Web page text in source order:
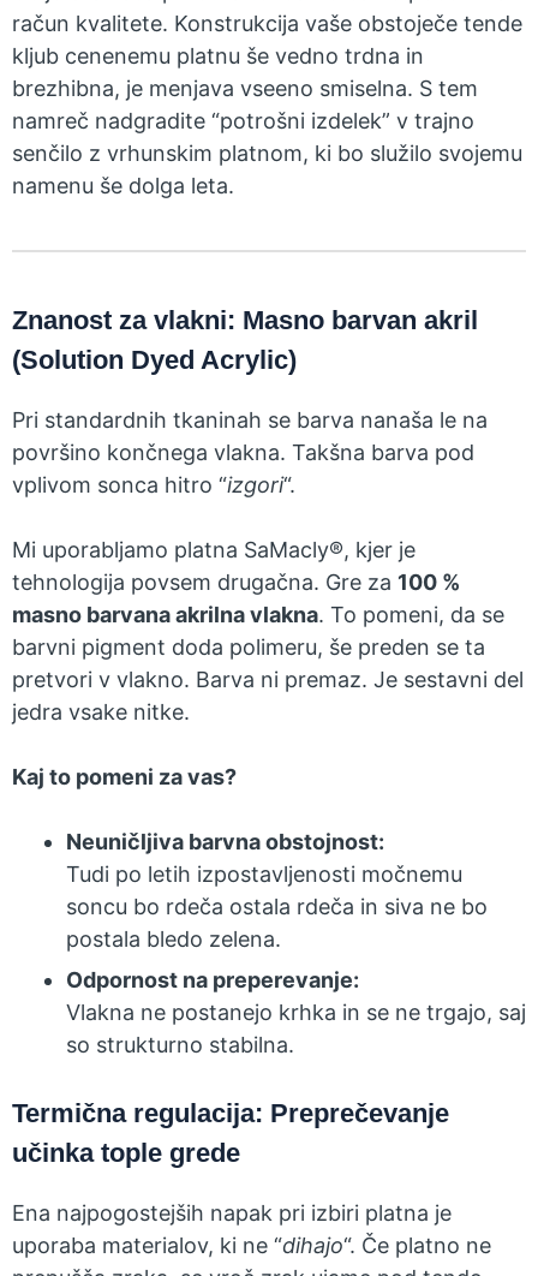
račun kvalitete. Konstrukcija vaše obstoječe tende
kljub cenenemu platnu še vedno trdna in
brezhibna, je menjava vseeno smiselna. S tem
namreč nadgradite “potrošni izdelek” v trajno
senčilo z vrhunskim platnom, ki bo služilo svojemu
namenu še dolga leta.
Znanost za vlakni: Masno barvan akril
(Solution Dyed Acrylic)
Pri standardnih tkaninah se barva nanaša le na
površino končnega vlakna. Takšna barva pod
vplivom sonca hitro “izgori“.
Mi uporabljamo platna SaMacly®, kjer je
tehnologija povsem drugačna. Gre za 100 %
masno barvana akrilna vlakna. To pomeni, da se
barvni pigment doda polimeru, še preden se ta
pretvori v vlakno. Barva ni premaz. Je sestavni del
jedra vsake nitke.
Kaj to pomeni za vas?
Neuničljiva barvna obstojnost:
Tudi po letih izpostavljenosti močnemu
soncu bo rdeča ostala rdeča in siva ne bo
postala bledo zelena.
Odpornost na preperevanje:
Vlakna ne postanejo krhka in se ne trgajo, saj
so strukturno stabilna.
Termična regulacija: Preprečevanje
učinka tople grede
Ena najpogostejših napak pri izbiri platna je
uporaba materialov, ki ne “dihajo“. Če platno ne